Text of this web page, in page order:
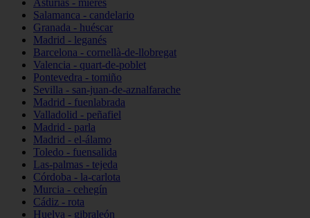
Asturias - mieres
Salamanca - candelario
Granada - huéscar
Madrid - leganés
Barcelona - cornellà-de-llobregat
Valencia - quart-de-poblet
Pontevedra - tomiño
Sevilla - san-juan-de-aznalfarache
Madrid - fuenlabrada
Valladolid - peñafiel
Madrid - parla
Madrid - el-álamo
Toledo - fuensalida
Las-palmas - tejeda
Córdoba - la-carlota
Murcia - cehegín
Cádiz - rota
Huelva - gibraleón